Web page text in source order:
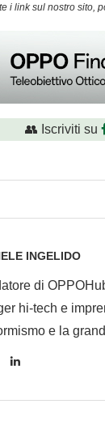
i link sul nostro sito,
👥 Iscriviti su
INGELIDO
di
hi-tech e
e la